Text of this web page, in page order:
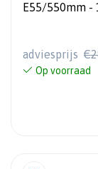
E55/550mm -
adviesprijs
Op voorraad